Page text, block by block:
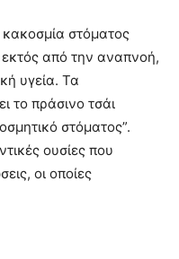
κακοσμία στόματος
εκτός από την αναπνοή,
υγεία. Τα
το πράσινο τσάι
στόματος”.
ουσίες που
οι οποίες